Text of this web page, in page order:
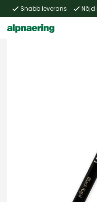
Snabb leverans Nöjd